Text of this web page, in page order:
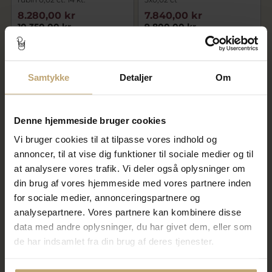
Samtykke Detaljer Om
Denne hjemmeside bruger cookies
Vi bruger cookies til at tilpasse vores indhold og
annoncer, til at vise dig funktioner til sociale medier og til
at analysere vores trafik. Vi deler også oplysninger om
din brug af vores hjemmeside med vores partnere inden
for sociale medier, annonceringspartnere og
analysepartnere. Vores partnere kan kombinere disse
data med andre oplysninger, du har givet dem, eller som
de har indsamlet fra din brug af deres tjenester.
10.350,00 kr
8.280,00 kr
9.800,00 kr
7.840,00 kr
Alliancering 2* 0,02 w/vs. + 3*
10.750,00 kr
8.600,00 kr
Gigtring fattet med rubin 0,04
ct. 14 kt.
9.475,00 kr
7.580,00 kr